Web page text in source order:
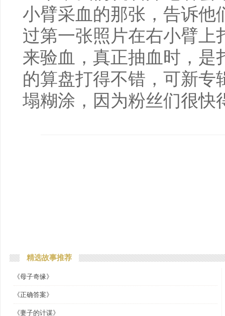
小臂采血的那张，告诉他
过第一张照片在右小臂上
来验血，真正抽血时，是
的算盘打得不错，可新专
塌糊涂，因为粉丝们
精选故事推荐
《母子奇缘》
《正确答案》
《妻子的计谋》